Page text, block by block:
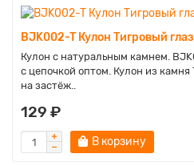
BJK002-T Кулон Тигровый
Кулон с натуральным камнем.
с цепочкой оптом. Кулон из камня
на застёж..
129 ₽
В корзину